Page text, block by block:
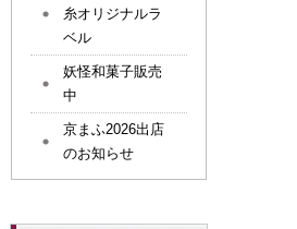
糸オリジナルラ
ベル
妖怪和菓子販売
中
京まふ2026出店
のお知らせ